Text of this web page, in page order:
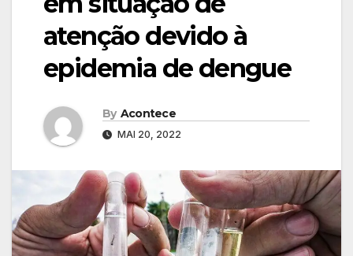
atenção devido à
epidemia de dengue
By Acontece
MAI 20, 2022